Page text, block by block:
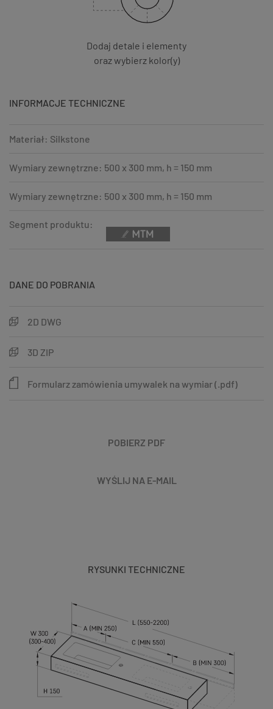
Dodaj detale i elementy
oraz wybierz kolor(y)
INFORMACJE TECHNICZNE
Materiał: Silkstone
Wymiary zewnętrzne: 500 x 300 mm, h = 150 mm
Wymiary zewnętrzne: 500 x 300 mm, h = 150 mm
Segment produktu:
DANE DO POBRANIA
2D DWG
3D ZIP
Formularz zamówienia umywalek na wymiar (.pdf)
POBIERZ PDF
WYŚLIJ NA E-MAIL
RYSUNKI TECHNICZNE